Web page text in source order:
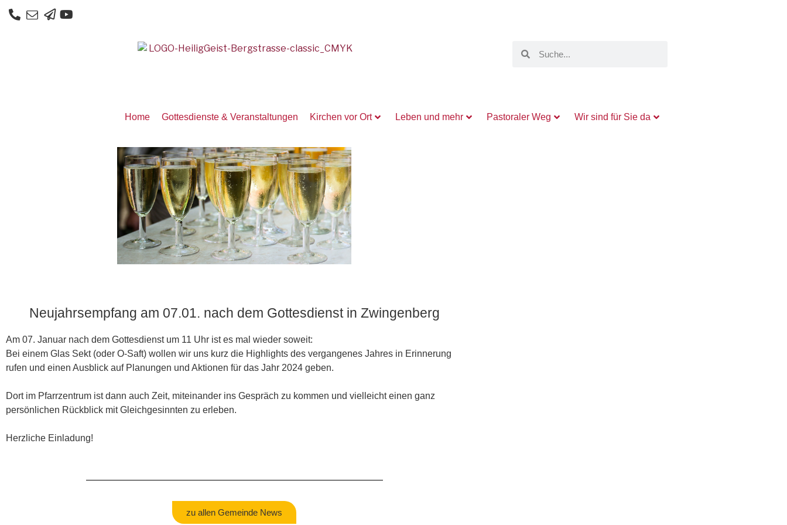
Home Gottesdienste & Veranstaltungen Kirchen vor Ort Leben und mehr Pastoraler Weg Wir sind für Sie da
Neujahrsempfang am 07.01. nach dem Gottesdienst in Zwingenberg
Am 07. Januar nach dem Gottesdienst um 11 Uhr ist es mal wieder soweit:
Bei einem Glas Sekt (oder O-Saft) wollen wir uns kurz die Highlights des vergangenes Jahres in Erinnerung
rufen und einen Ausblick auf Planungen und Aktionen für das Jahr 2024 geben.
Dort im Pfarrzentrum ist dann auch Zeit, miteinander ins Gespräch zu kommen und vielleicht einen ganz
persönlichen Rückblick mit Gleichgesinnten zu erleben.
Herzliche Einladung!
zu allen Gemeinde News